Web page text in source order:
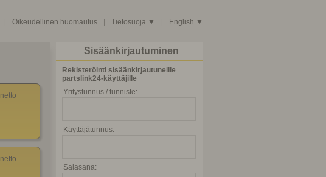
| Oikeudellinen huomautus | Tietosuoja ▼ | English ▼
netto
netto
Sisäänkirjautuminen
Rekisteröinti sisäänkirjautuneille
partslink24-käyttäjille
Yritystunnus / tunniste:
Käyttäjätunnus:
Salasana: